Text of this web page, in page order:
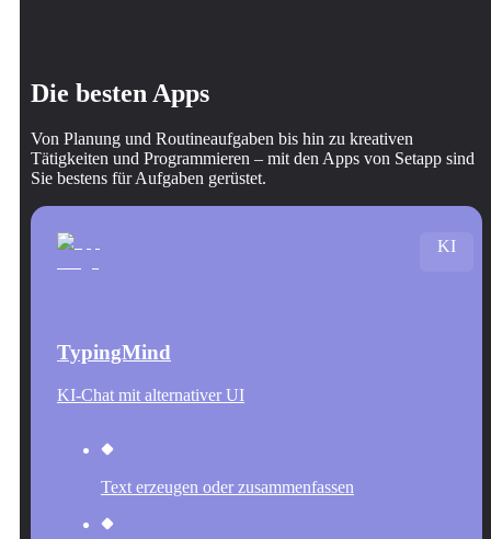
Die besten Apps
Von Planung und Routineaufgaben bis hin zu kreativen
Tätigkeiten und Programmieren – mit den Apps von Setapp sind
Sie bestens für Aufgaben gerüstet.
TypingMind
KI-Chat mit alternativer UI
Text erzeugen oder zusammenfassen
KI